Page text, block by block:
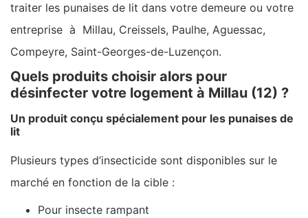
traiter les punaises de lit dans votre demeure ou votre
entreprise à Millau, Creissels, Paulhe, Aguessac,
Compeyre, Saint-Georges-de-Luzençon.
Quels produits choisir alors pour
désinfecter votre logement à Millau (12) ?
Un produit conçu spécialement pour les punaises de
lit
Plusieurs types d’insecticide sont disponibles sur le
marché en fonction de la cible :
Pour insecte rampant